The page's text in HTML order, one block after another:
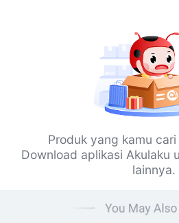
Produk yang kamu
Download aplikasi Akulaku
lainnya.